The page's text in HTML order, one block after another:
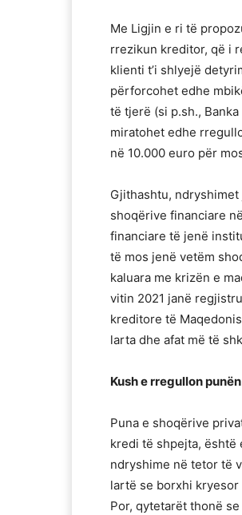
Me Ligjin e ri të
rrezikun kreditor, që i
klienti t’i shlyejë
përforcohet edhe
të tjerë (si p.sh.,
miratohet edhe
në 10.000 euro për
Gjithashtu,
shoqërive financiare
financiare të jenë
të mos jenë vetëm
kaluara me krizën e
vitin 2021 janë
kreditore të
larta dhe afat më të
Kush e rregullon
Puna e shoqërive
kredi të shpejta, është
ndryshime në tetor të
lartë se borxhi kryesor
Por, qytetarët thonë